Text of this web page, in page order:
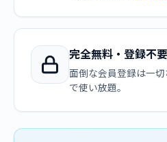
完全無料・登録不要
面倒な会員登録は一
で使い放題。